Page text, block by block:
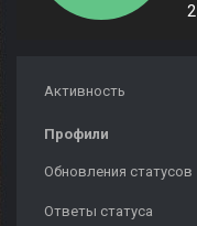
2
Активность
Профили
Обновления статусов
Ответы статуса